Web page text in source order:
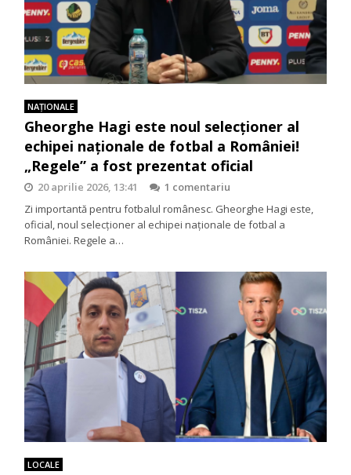
NAŢIONALE
Gheorghe Hagi este noul selecționer al
echipei naționale de fotbal a României!
„Regele” a fost prezentat oficial
20 aprilie 2026, 13:41
1 comentariu
Zi importantă pentru fotbalul românesc. Gheorghe Hagi este,
oficial, noul selecționer al echipei naționale de fotbal a
României. Regele a…
LOCALE